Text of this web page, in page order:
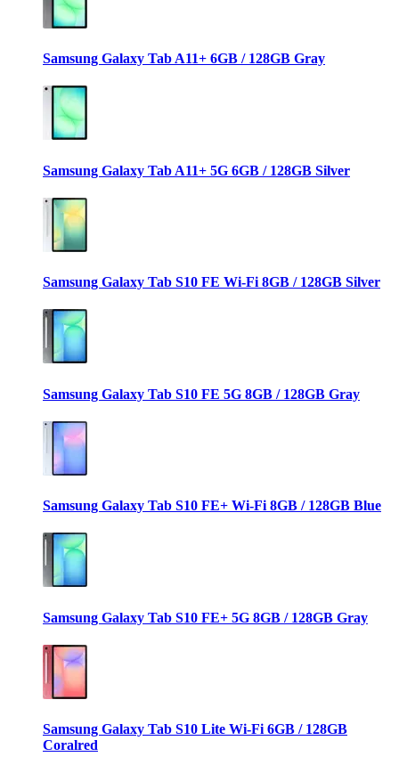
Samsung Galaxy Tab A11+ 6GB / 128GB Gray
Samsung Galaxy Tab A11+ 5G 6GB / 128GB Silver
Samsung Galaxy Tab S10 FE Wi-Fi 8GB / 128GB Silver
Samsung Galaxy Tab S10 FE 5G 8GB / 128GB Gray
Samsung Galaxy Tab S10 FE+ Wi-Fi 8GB / 128GB Blue
Samsung Galaxy Tab S10 FE+ 5G 8GB / 128GB Gray
Samsung Galaxy Tab S10 Lite Wi-Fi 6GB / 128GB
Coralred